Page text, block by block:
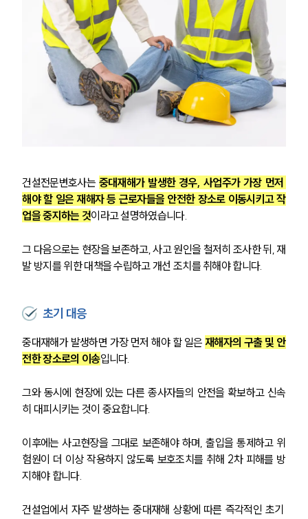
건설전문변호사는 중대재해가 발생한 경우, 사업주가 가장 먼저
해야 할 일은 재해자 등 근로자들을 안전한 장소로 이동시키고 작
업을 중지하는 것이라고 설명하였습니다.
그 다음으로는 현장을 보존하고, 사고 원인을 철저히 조사한 뒤, 재
발 방지를 위한 대책을 수립하고 개선 조치를 취해야 합니다.
초기 대응
중대재해가 발생하면 가장 먼저 해야 할 일은 재해자의 구출 및 안
전한 장소로의 이송입니다.
그와 동시에 현장에 있는 다른 종사자들의 안전을 확보하고 신속
히 대피시키는 것이 중요합니다.
이후에는 사고현장을 그대로 보존해야 하며, 출입을 통제하고 위
험원이 더 이상 작용하지 않도록 보호조치를 취해 2차 피해를 방
지해야 합니다.
건설업에서 자주 발생하는 중대재해 상황에 따른 즉각적인 초기